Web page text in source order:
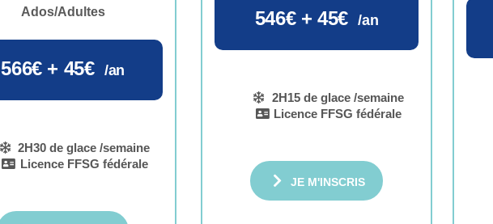
Ados/Adultes
566€ + 45€ /an
2H30 de glace /semaine
Licence FFSG fédérale
546€ + 45€ /an
2H15 de glace /semaine
Licence FFSG fédérale
JE M'INSCRIS